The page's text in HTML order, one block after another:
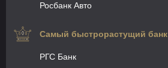
Росбанк Авто
Самый быстрорастущий банк
РГС Банк